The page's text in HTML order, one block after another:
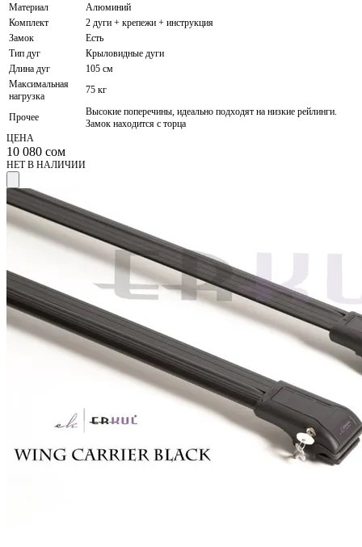
Материал
Алюминий
Комплект
2 дуги + крепежи + инструкция
Замок
Есть
Тип дуг
Крыловидные дуги
Длина дуг
105 см
Максимальная
нагрузка
75 кг
Прочее
Высокие поперечины, идеально подходят на низкие рейлинги.
Замок находится с торца
ЦЕНА
10 080 сом
НЕТ В НАЛИЧИИ